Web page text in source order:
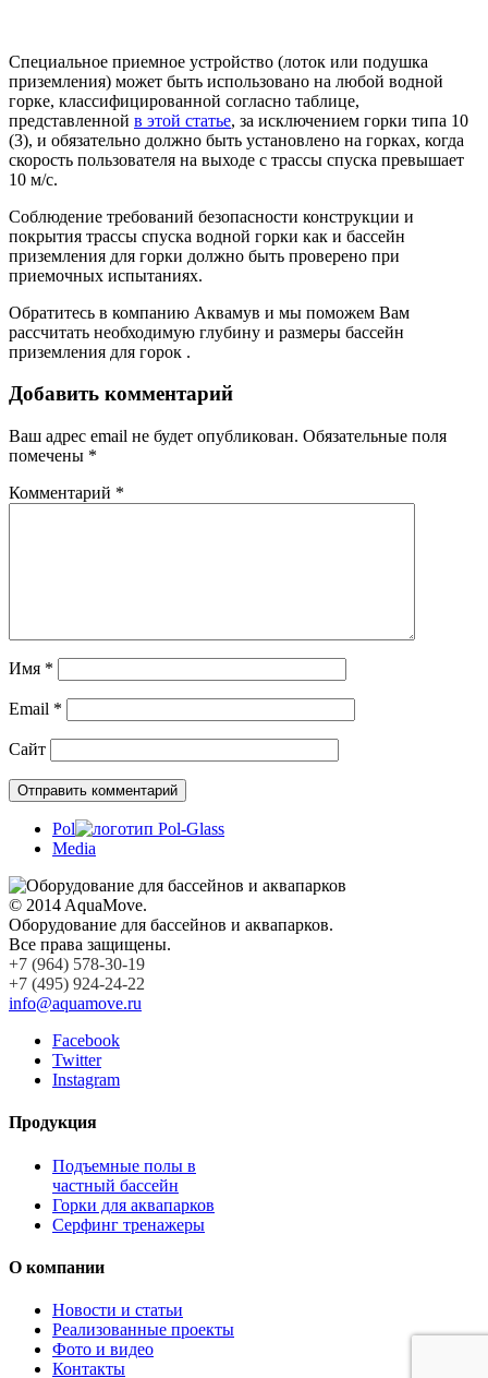
Специальное приемное устройство (лоток или подушка
приземления) может быть использовано на любой водной
горке, классифицированной согласно таблице,
представленной в этой статье, за исключением горки типа 10
(3), и обязательно должно быть установлено на горках, когда
скорость пользователя на выходе с трассы спуска превышает
10 м/с.
Соблюдение требований безопасности конструкции и
покрытия трассы спуска водной горки как и бассейн
приземления для горки должно быть проверено при
приемочных испытаниях.
Обратитесь в компанию Аквамув и мы поможем Вам
рассчитать необходимую глубину и размеры бассейн
приземления для горок .
Добавить комментарий
Ваш адрес email не будет опубликован. Обязательные поля
помечены *
Комментарий *
Имя *
Email *
Сайт
Pol
Media
© 2014 AquaMove.
Оборудование для бассейнов и аквапарков.
Все права защищены.
+7 (964) 578-30-19
+7 (495) 924-24-22
info@aquamove.ru
Facebook
Twitter
Instagram
Продукция
Подъемные полы в
частный бассейн
Горки для аквапарков
Серфинг тренажеры
О компании
Новости и статьи
Реализованные проекты
Фото и видео
Контакты